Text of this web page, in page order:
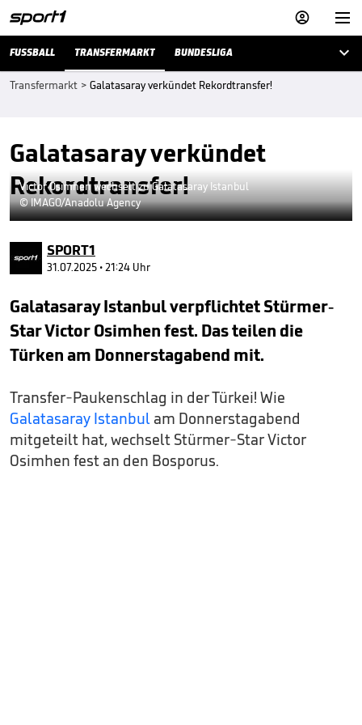


FUSSBALL TRANSFERMARKT BUNDESLIGA 
Transfermarkt > Galatasaray verkündet Rekordtransfer!
Galatasaray verkündet
Rekordtransfer!
Victor Osimhen wechselt zu Galatasaray Istanbul
© IMAGO/Anadolu Agency
SPORT1
31.07.2025 • 21:24 Uhr
Galatasaray Istanbul verpflichtet Stürmer-
Star Victor Osimhen fest. Das teilen die
Türken am Donnerstagabend mit.
Transfer-Paukenschlag in der Türkei! Wie
Galatasaray Istanbul am Donnerstagabend
mitgeteilt hat, wechselt Stürmer-Star Victor
Osimhen fest an den Bosporus.